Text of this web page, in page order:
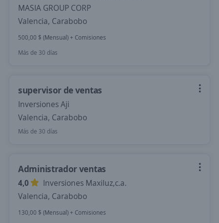
MASIA GROUP CORP
Valencia, Carabobo
500,00 $ (Mensual) + Comisiones
Más de 30 días
supervisor de ventas
Inversiones Aji
Valencia, Carabobo
Más de 30 días
Administrador ventas
4,0
Inversiones Maxiluz,c.a.
Valencia, Carabobo
130,00 $ (Mensual) + Comisiones